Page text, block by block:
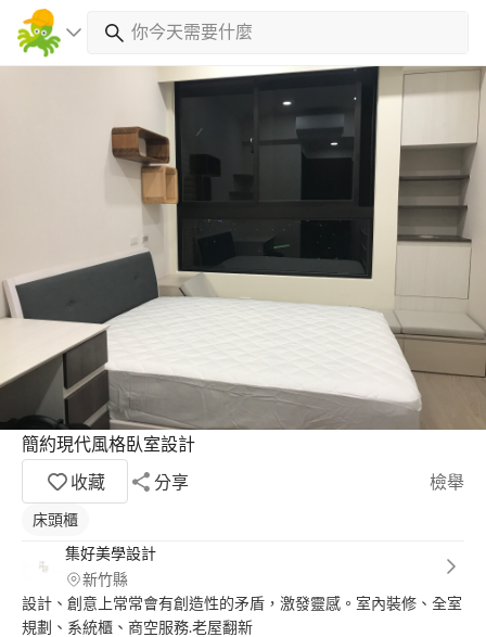
簡約現代風格臥室設計
收藏
分享 檢舉
床頭櫃
集好美學設計
新竹縣
設計、創意上常常會有創造性的矛盾，激發靈感。室內裝修、全室
規劃、系統櫃、商空服務.老屋翻新